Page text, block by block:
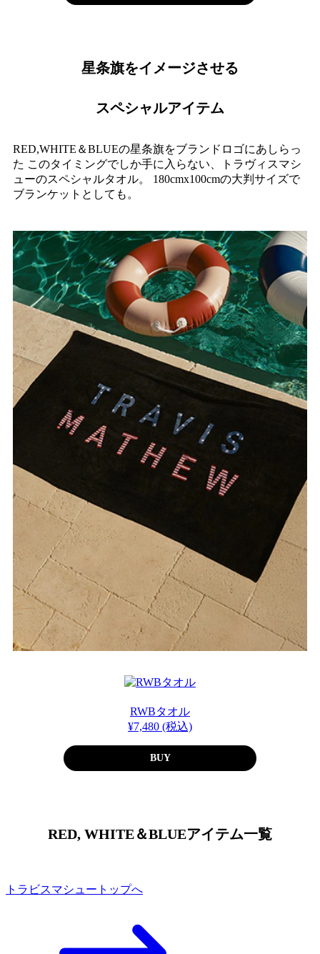
星条旗をイメージさせる
スペシャルアイテム
RED,WHITE＆BLUEの星条旗をブランドロゴにあしらっ
た このタイミングでしか手に入らない、トラヴィスマシ
ューのスペシャルタオル。
180cmx100cmの大判サイズで
ブランケットとしても。
RWBタオル
¥7,480 (税込)
BUY
RED, WHITE＆BLUEアイテム一覧
トラビスマシュートップへ